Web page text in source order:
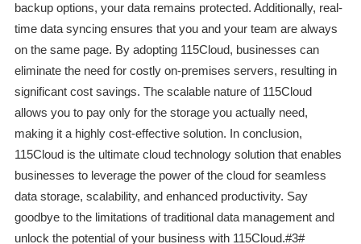
backup options, your data remains protected. Additionally, real-
time data syncing ensures that you and your team are always
on the same page. By adopting 115Cloud, businesses can
eliminate the need for costly on-premises servers, resulting in
significant cost savings. The scalable nature of 115Cloud
allows you to pay only for the storage you actually need,
making it a highly cost-effective solution. In conclusion,
115Cloud is the ultimate cloud technology solution that enables
businesses to leverage the power of the cloud for seamless
data storage, scalability, and enhanced productivity. Say
goodbye to the limitations of traditional data management and
unlock the potential of your business with 115Cloud.#3#